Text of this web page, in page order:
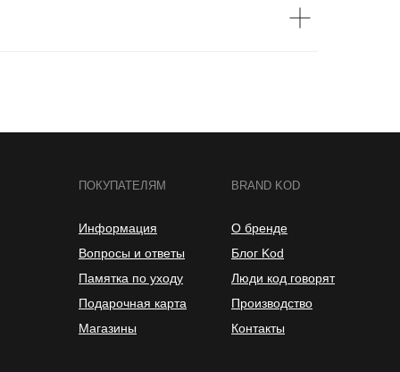
уход. Нередко
вещь. Не все
извне
глажки.
ПОКУПАТЕЛЯМ
Информация
Вопросы и ответы
Памятка по уходу
Подарочная карта
Магазины
BRAND KOD
О бренде
Блог Kod
Люди код говорят
Производство
Контакты